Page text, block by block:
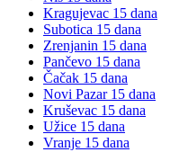
Kragujevac 15 dana
Subotica 15 dana
Zrenjanin 15 dana
Pančevo 15 dana
Čačak 15 dana
Novi Pazar15 dana
Kruševac 15 dana
Užice 15 dana
Vranje 15 dana